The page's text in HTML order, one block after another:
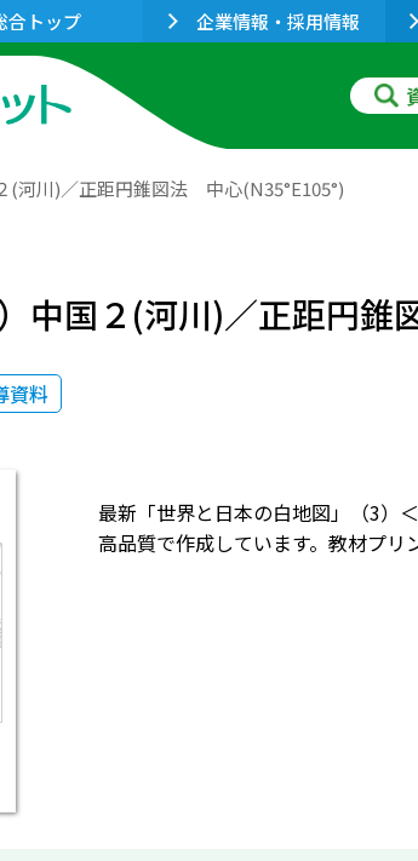
合トップ 企業情報・採用情報
(河川)／正距円錐図法 中心(N35°E105°)
）中国２(河川)／正距円
資料
最新「世界と日本の白地図」（3）
高品質で作成しています。教材プリ